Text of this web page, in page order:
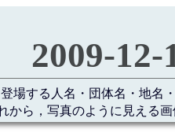
2009-
場する人名・団体名・地名
から，写真のように見える